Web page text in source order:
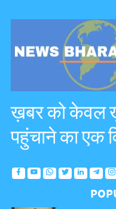
ख़बर को केवल
पहुंचाने का एक